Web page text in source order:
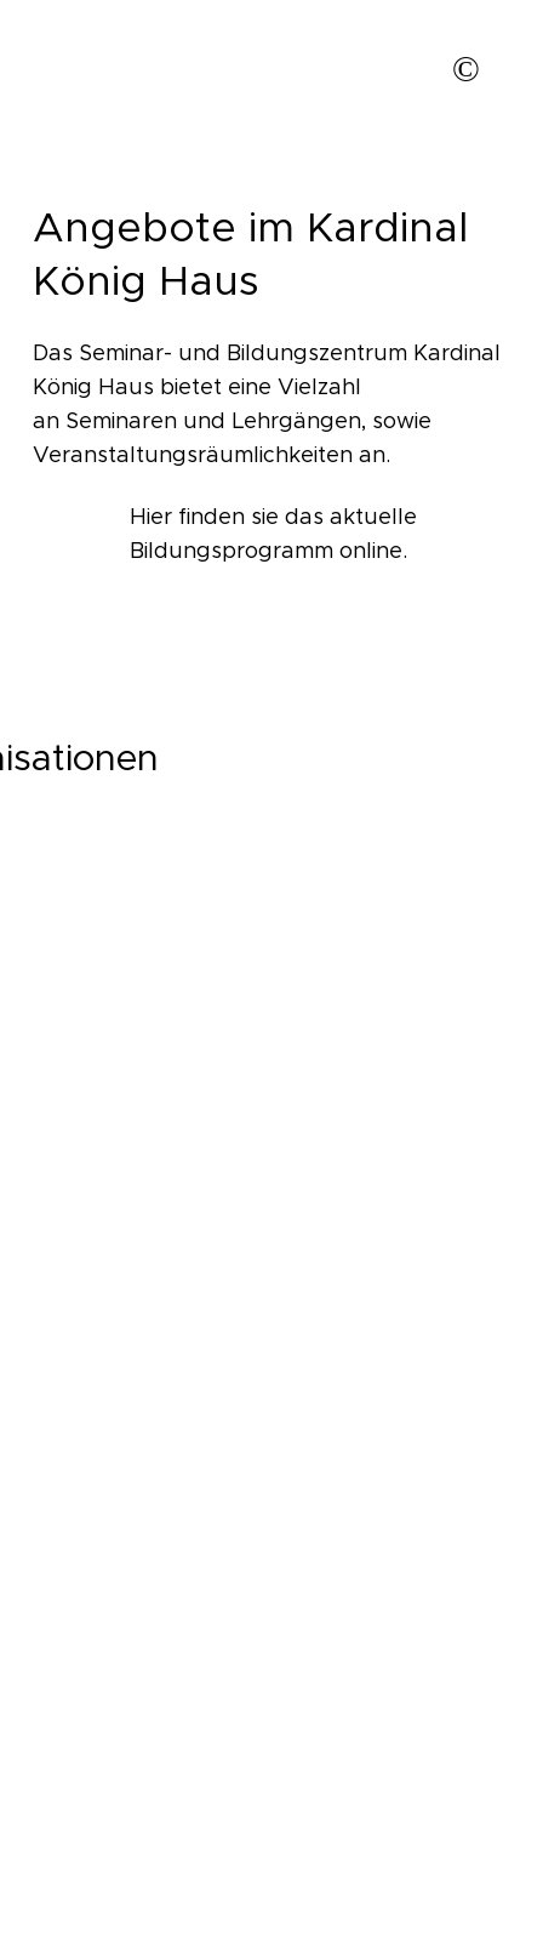
©
Angebote im Kardinal
König Haus
Das Seminar- und Bildungszentrum Kardinal
König Haus bietet eine Vielzahl
an Seminaren und Lehrgängen, sowie
Veranstaltungsräumlichkeiten an.
Hier finden sie das aktuelle
Bildungsprogramm online.